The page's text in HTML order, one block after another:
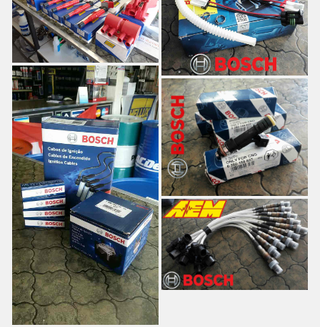
LIMPIA CONTACTOS ELECTRICOS AFLOJA TODO
REPUESTOS MARCAS NACIONALES SILICONAS
LIMPIA MOTORES SELENIA SYTIUM PETRONA
ACERO LIQUIDO FORMA JUNTAS SILOC 8600
SELLADORES